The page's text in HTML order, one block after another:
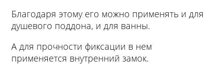
Благодаря этому его можно применять и для
душевого поддона, и для ванны.
А для прочности фиксации в нем
применяется внутренний замок.